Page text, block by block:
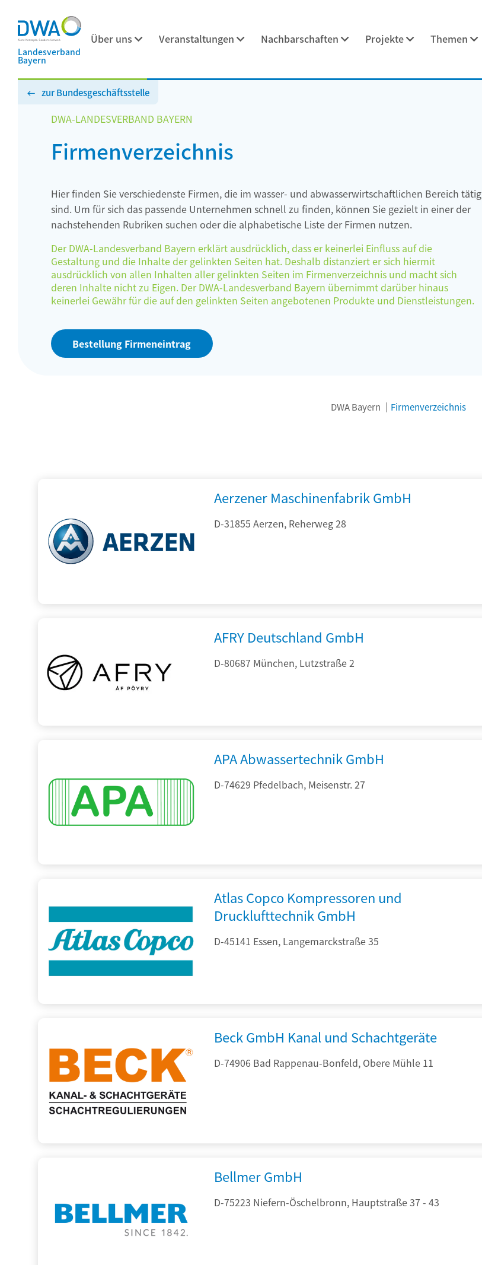
Landesverband
Bayern
Über uns Veranstaltungen Nachbarschaften Projekte Themen
zur Bundesgeschäftsstelle
DWA-LANDESVERBAND BAYERN
Firmenverzeichnis
Hier finden Sie verschiedenste Firmen, die im wasser- und abwasserwirtschaftlichen Bereich tätig
sind. Um für sich das passende Unternehmen schnell zu finden, können Sie gezielt in einer der
nachstehenden Rubriken suchen oder die alphabetische Liste der Firmen nutzen.
Der DWA-Landesverband Bayern erklärt ausdrücklich, dass er keinerlei Einfluss auf die
Gestaltung und die Inhalte der gelinkten Seiten hat. Deshalb distanziert er sich hiermit
ausdrücklich von allen Inhalten aller gelinkten Seiten im Firmenverzeichnis und macht sich
deren Inhalte nicht zu Eigen. Der DWA-Landesverband Bayern übernimmt darüber hinaus
keinerlei Gewähr für die auf den gelinkten Seiten angebotenen Produkte und Dienstleistungen.
Bestellung Firmeneintrag
DWA Bayern Firmenverzeichnis
Aerzener Maschinenfabrik GmbH
D-31855 Aerzen, Reherweg 28
AFRY Deutschland GmbH
D-80687 München, Lutzstraße 2
APA Abwassertechnik GmbH
D-74629 Pfedelbach, Meisenstr. 27
Atlas Copco Kompressoren und
Drucklufttechnik GmbH
D-45141 Essen, Langemarckstraße 35
Beck GmbH Kanal und Schachtgeräte
D-74906 Bad Rappenau-Bonfeld, Obere Mühle 11
Bellmer GmbH
D-75223 Niefern-Öschelbronn, Hauptstraße 37 - 43